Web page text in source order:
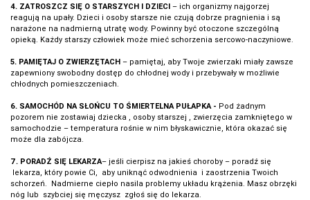
4. ZATROSZCZ SIĘ O STARSZYCH I DZIECI – ich organizmy najgorzej
reagują na upały. Dzieci i osoby starsze nie czują dobrze pragnienia i są
narażone na nadmierną utratę wody. Powinny być otoczone szczególną
opieką. Każdy starszy człowiek może mieć schorzenia sercowo-naczyniowe.
5. PAMIĘTAJ O ZWIERZĘTACH – pamiętaj, aby Twoje zwierzaki miały zawsze
zapewniony swobodny dostęp do chłodnej wody i przebywały w możliwie
chłodnych pomieszczeniach.
6. SAMOCHÓD NA SŁOŃCU TO ŚMIERTELNA PUŁAPKA - Pod żadnym
pozorem nie zostawiaj dziecka , osoby starszej , zwierzęcia zamkniętego w
samochodzie – temperatura rośnie w nim błyskawicznie, która okazać się
może dla zabójcza.
7. PORADŹ SIĘ LEKARZA– jeśli cierpisz na jakieś choroby – poradź się
lekarza, który powie Ci, aby uniknąć odwodnienia i zaostrzenia Twoich
schorzeń. Nadmierne ciepło nasila problemy układu krążenia. Masz obrzęki
nóg lub szybciej się męczysz zgłoś się do lekarza.